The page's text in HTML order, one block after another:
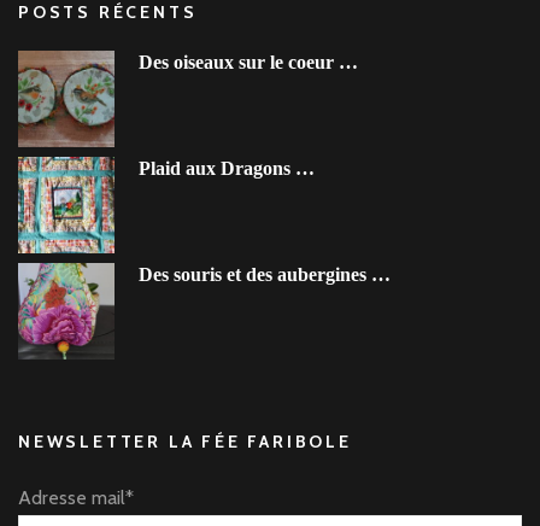
POSTS RÉCENTS
Des oiseaux sur le coeur …
Plaid aux Dragons …
Des souris et des aubergines …
NEWSLETTER LA FÉE FARIBOLE
Adresse mail*